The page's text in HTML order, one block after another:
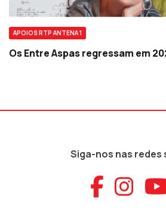
APOIOS RTP ANTENA 1
Os Entre Aspas regressam em
Siga-nos nas redes